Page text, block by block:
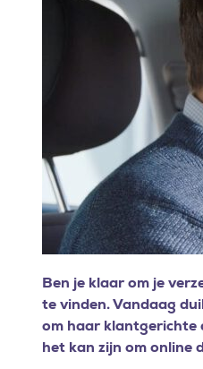
Ben je klaar om je
te vinden. Vandaag
om haar klantgerichte
het kan zijn om online